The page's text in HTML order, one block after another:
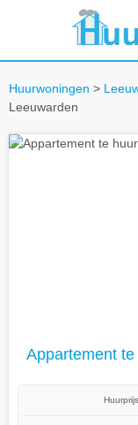
Huurwoningen >
Leeuwarden
Appartement
Huurprijs